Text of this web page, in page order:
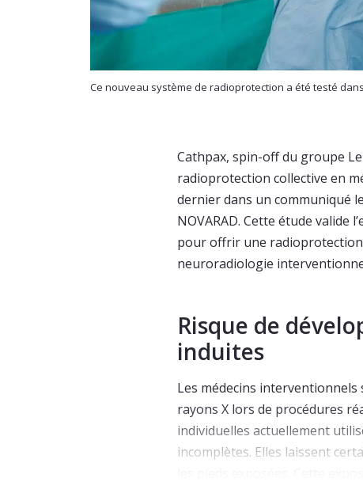
Ce nouveau système de radioprotection a été testé
Cathpax, spin-off du groupe
radioprotection collective en
dernier dans un communiqué
NOVARAD. Cette étude valide
pour offrir une
neuroradiologie
Risque de
induites
Les médecins
rayons X lors de procédures
individuelles actuellement
incomplètes. Elles laissent